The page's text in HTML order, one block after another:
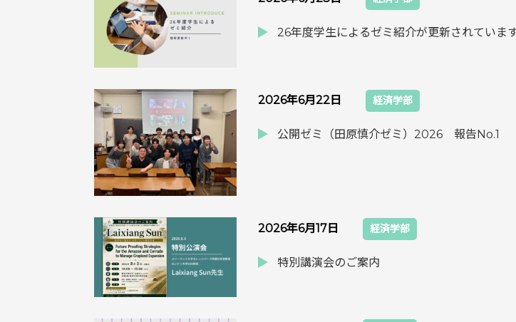
26年度学生によるゼミ紹介が更新されていま
2026年6月22日 経済学部
公開ゼミ（田原慎介ゼミ）2026 報告No.1
2026年6月17日 経済学部
特別講演会のご案内